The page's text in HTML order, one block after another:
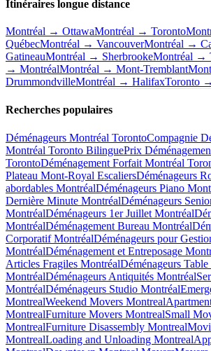
Itinéraires longue distance
Montréal → OttawaMontréal → Toronto
QuébecMontréal → VancouverMontréal →
GatineauMontréal → SherbrookeMontréal →
→ MontréalMontréal → Mont-Tremblant
DrummondvilleMontréal → HalifaxToronto
Recherches populaires
Déménageurs Montréal TorontoCompagnie
Montréal Toronto BilinguePrix
TorontoDéménagement Forfait Montréal
Plateau Mont-Royal EscaliersDéménageurs
abordables MontréalDéménageurs Piano
Dernière Minute MontréalDéménageurs
MontréalDéménageurs 1er Juillet Montréal
MontréalDéménagement Bureau Montréal
Corporatif MontréalDéménageurs pour
MontréalDéménagement et Entreposage
Articles Fragiles MontréalDéménageurs
MontréalDéménageurs Antiquités Montréal
MontréalDéménageurs Studio Montréal
MontrealWeekend Movers Montreal
MontrealFurniture Movers MontrealSmall
MontrealFurniture Disassembly Montreal
MontrealLoading and Unloading Montreal